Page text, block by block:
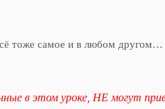
тоже самое и в любом
в этом уроке, НЕ могут